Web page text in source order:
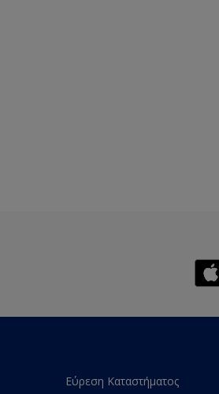
Εύρεση Καταστήματος